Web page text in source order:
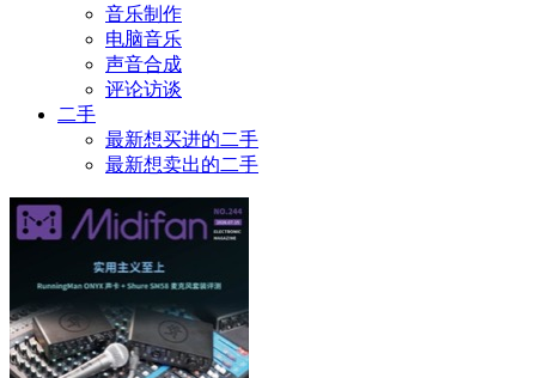
音乐制作
电脑音乐
声音合成
评论访谈
二手
最新想买进的二手
最新想卖出的二手